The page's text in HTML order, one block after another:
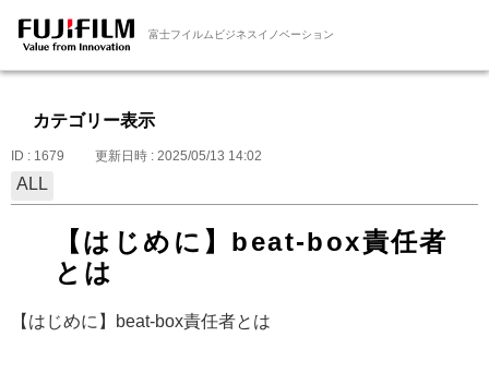
富士フイルムビジネスイノベーション
カテゴリー表示
ID : 1679 更新日時 : 2025/05/13 14:02
ALL
【はじめに】beat-box責任者
とは
【はじめに】beat-box責任者とは